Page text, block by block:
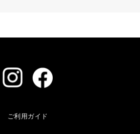
ご利用ガイド